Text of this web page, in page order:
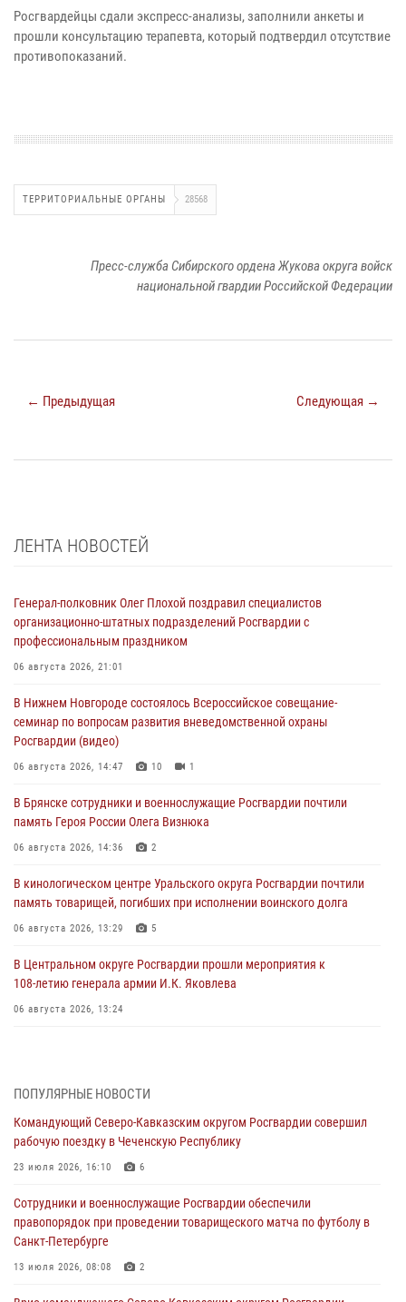
Росгвардейцы сдали экспресс-анализы, заполнили анкеты и
прошли консультацию терапевта, который подтвердил отсутствие
противопоказаний.
ТЕРРИТОРИАЛЬНЫЕ ОРГАНЫ 28568
Пресс-служба Сибирского ордена Жукова округа войск
национальной гвардии Российской Федерации
← Предыдущая Следующая →
ЛЕНТА НОВОСТЕЙ
Генерал-полковник Олег Плохой поздравил специалистов
организационно-штатных подразделений Росгвардии с
профессиональным праздником
06 августа 2026, 21:01
В Нижнем Новгороде состоялось Всероссийское совещание-
семинар по вопросам развития вневедомственной охраны
Росгвардии (видео)
06 августа 2026, 14:47 10 1
В Брянске сотрудники и военнослужащие Росгвардии почтили
память Героя России Олега Визнюка
06 августа 2026, 14:36 2
В кинологическом центре Уральского округа Росгвардии почтили
память товарищей, погибших при исполнении воинского долга
06 августа 2026, 13:29 5
В Центральном округе Росгвардии прошли мероприятия к
108‑летию генерала армии И.К. Яковлева
06 августа 2026, 13:24
06 августа 2026, 12:35 1
Росгвардейцы провели выставку вооружения для участников сбора
«Гвардеец» в Пензе (видео)
06 августа 2026, 12:00
В Курске росгвардейцы приняли участие в митинге, посвященном
второй годовщине вторжения ВСУ на территорию области
06 августа 2026, 11:56
ПОПУЛЯРНЫЕ НОВОСТИ
Командующий Северо-Кавказским округом Росгвардии совершил
рабочую поездку в Чеченскую Республику
23 июля 2026, 16:10 6
Сотрудники и военнослужащие Росгвардии обеспечили
правопорядок при проведении товарищеского матча по футболу в
Санкт-Петербурге
13 июля 2026, 08:08 2